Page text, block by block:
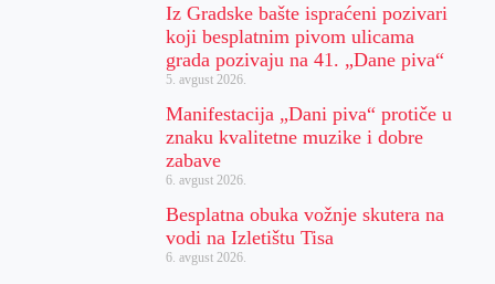
Iz Gradske bašte ispraćeni pozivari
koji besplatnim pivom ulicama
grada pozivaju na 41. „Dane piva“
5. avgust 2026.
Manifestacija „Dani piva“ protiče u
znaku kvalitetne muzike i dobre
zabave
6. avgust 2026.
Besplatna obuka vožnje skutera na
vodi na Izletištu Tisa
6. avgust 2026.